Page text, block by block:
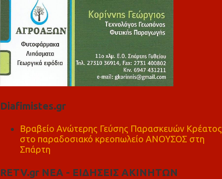
Diafimistes.gr
Βραβείο Ανώτερης Γεύσης Παρασκευών Κρέατος
στο παραδοσιακό κρεοπωλείο ΑΝΟΥΣΟΣ στη
Σπάρτη
RETV.gr ΝΕΑ - ΕΙΔΗΣΕΙΣ ΑΚΙΝΗΤΩΝ